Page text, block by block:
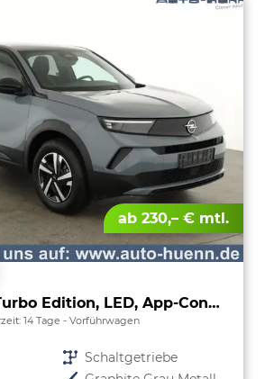
ab 230,– € mtl.
Elegance 1.2 Turbo Edition, LED, App-Connect, 5 J.-Garantie
14 Tage Vorführwagen
Getriebe Schaltgetriebe